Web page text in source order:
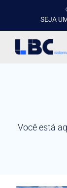
SEJA
Você está